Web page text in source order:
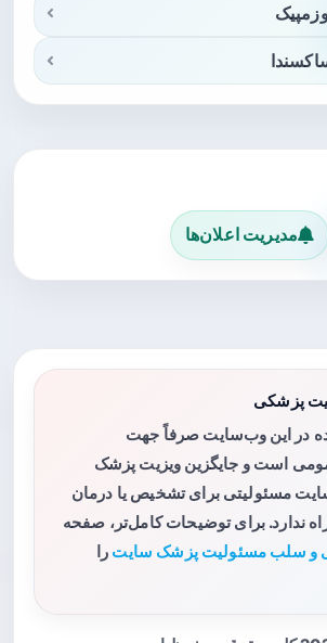
مدیریت اعلان‌ها
پزشکی
در این وب‌سایت صرفاً جهت
است و جایگزین ویزیت پزشک
مسئولیتی برای تشخیص یا درمان
ندارد. برای توضیحات کامل‌تر، صفحه
و سلب مسئولیت پزشک سایت را